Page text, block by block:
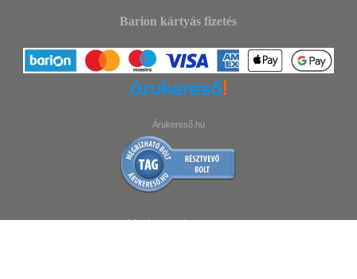
Barion kártyás fizetés
Árukereső.hu
Minden jog fenntartva.